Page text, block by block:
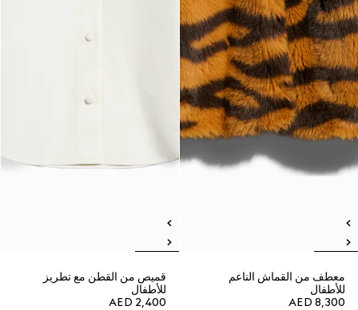
معطف من القماش الناعم
للأطفال
AED 8,300
قميص من القطن مع تطريز
للأطفال
AED 2,400